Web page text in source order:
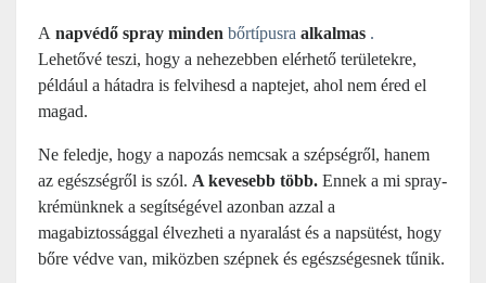
A napvédő spray minden bőrtípusra alkalmas .
Lehetővé teszi, hogy a nehezebben elérhető területekre,
például a hátadra is felvihesd a naptejet, ahol nem éred el
magad.
Ne feledje, hogy a napozás nemcsak a szépségről, hanem
az egészségről is szól. A kevesebb több. Ennek a mi spray-
krémünknek a segítségével azonban azzal a
magabiztossággal élvezheti a nyaralást és a napsütést, hogy
bőre védve van, miközben szépnek és egészségesnek tűnik.